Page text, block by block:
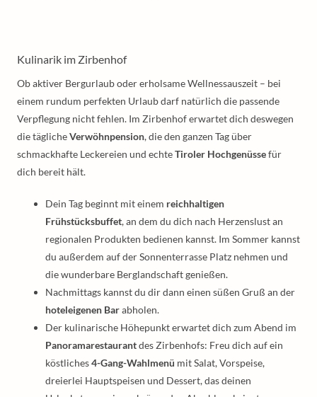
Kulinarik im Zirbenhof
Ob aktiver Bergurlaub oder erholsame Wellnessauszeit – bei
einem rundum perfekten Urlaub darf natürlich die passende
Verpflegung nicht fehlen. Im Zirbenhof erwartet dich deswegen
die täglicheVerwöhnpension, die den ganzen Tag über
schmackhafte Leckereien und echteTiroler Hochgenüssefür
dich bereit hält.
Dein Tag beginnt mit einem reichhaltigen
Frühstücksbuffet, an dem du dich nach Herzenslust an
regionalen Produkten bedienen kannst. Im Sommer kannst
du außerdem auf der Sonnenterrasse Platz nehmen und
die wunderbare Berglandschaft genießen.
Nachmittags kannst du dir dann einen süßen Gruß an der
hoteleigenen Barabholen.
Der kulinarische Höhepunkt erwartet dich zum Abend im
Panoramarestaurantdes Zirbenhofs: Freu dich auf ein
köstliches4-Gang-Wahlmenü mit Salat, Vorspeise,
dreierlei Hauptspeisen und Dessert, das deinen